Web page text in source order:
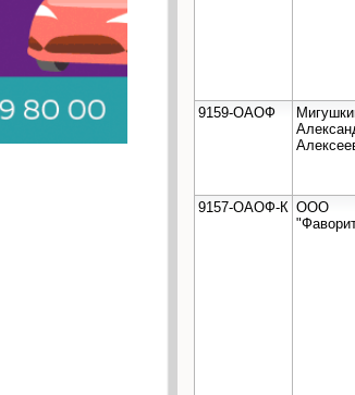
9159-ОАОФ
9157-ОАОФ-К ООО